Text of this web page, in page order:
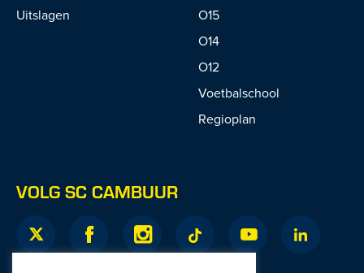
Uitslagen
O15
O14
O12
Voetbalschool
Regioplan
VOLG SC CAMBUUR